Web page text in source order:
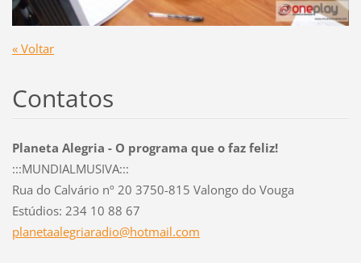
« Voltar
Contatos
Planeta Alegria - O programa que o faz feliz!
:::MUNDIALMUSIVA:::
Rua do Calvário nº 20 3750-815 Valongo do Vouga
Estúdios: 234 10 88 67
planetaalegriaradio@hotmail.com